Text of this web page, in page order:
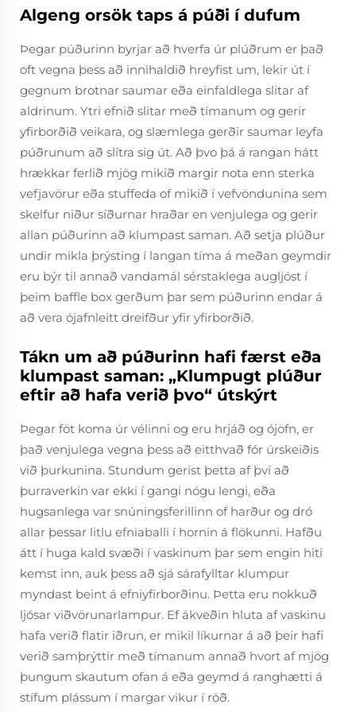
Algeng orsök taps á púði í dufum
Þegar púðurinn byrjar að hverfa úr plúðrum er það
oft vegna þess að innihaldið hreyfist um, lekir út í
gegnum brotnar saumar eða einfaldlega slitar af
aldrinum. Ytri efnið slitar með tímanum og gerir
yfirborðið veikara, og slæmlega gerðir saumar leyfa
púðrunum að slítra sig út. Að þvo þá á rangan hátt
hrækkar ferlið mjög mikið margir nota enn sterka
vefjavörur eða stuffeda of mikið í vefvöndunina sem
skelfur niður síðurnar hraðar en venjulega og gerir
allan púðurinn að klumpast saman. Að setja plúður
undir mikla þrýsting í langan tíma á meðan geymdir
eru býr til annað vandamál sérstaklega augljóst í
þeim baffle box gerðum þar sem púðurinn endar á
að vera ójafnleitt dreifður yfir yfirborðið.
Tákn um að púðurinn hafi færst eða
klumpast saman: „Klumpugt plúður
eftir að hafa verið þvo“ útskýrt
Þegar föt koma úr vélinni og eru hrjáð og ójöfn, er
það venjulega vegna þess að eitthvað fór úrskeiðis
við þurkunina. Stundum gerist þetta af því að
þurraverkin var ekki í gangi nógu lengi, eða
hugsanlega var snúningsferillinn of harður og dró
allar þessar litlu efniaballi í hornin á flökunni. Hafðu
átt í huga kald svæði í vaskinum þar sem engin hiti
kemst inn, auk þess að sjá sárafylltar klumpur
myndast beint á efniyfirborðinu. Þetta eru nokkuð
ljósar viðvörunarlampur. Ef ákveðin hluta af vaskinu
hafa verið flatir iðrun, er mikil líkurnar á að þeir hafi
verið samþrýttir með tímanum annað hvort af mjög
þungum skautum ofan á eða geymd á ranghætti á
stífum plássum í margar vikur í röð.